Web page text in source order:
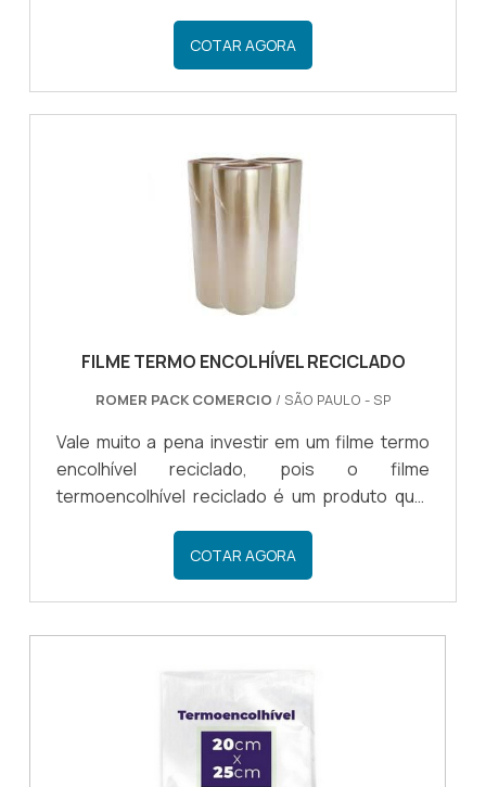
empacotamento de diferentes tipos de
mercadorias.COMO IDENTIFICAR UM BOM
FORNECEDOR DE FILMEMuitos segmentos
procuram pelo poliolefínico, visando todas as
se trata da proteção e segurança de
mercadorias, para processos logísti...
COTAR AGORA
FILME TERMO ENCOLHÍVEL RECICLADO
ROMER PACK COMERCIO / SÃO PAULO - SP
Vale muito a pena investir em um filme termo
encolhível reciclado, pois o filme
termoencolhível reciclado é um produto que,
como objetivo fazer a embalagem de
diferentes produtos de forma eficiente.OS
CUIDADOS NECESSÁRIOS COM O FILME
TERMOENCOLHÍVEL Ao contrário de outros
diferente, porém, não muda em nada a
qualidade do materia...
COTAR AGORA